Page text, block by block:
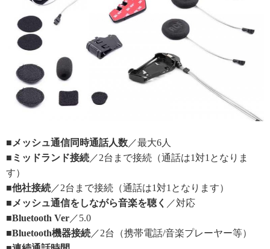
■メッシュ通信同時通話人数 ／最大6人
■ミッドランド接続 ／2台まで接続（通話は1対1となりま
す）
■他社接続 ／2台まで接続（通話は1対1となります）
■メッシュ通信をしながら音楽を聴く ／対応
■Bluetooth Ver ／5.0
■Bluetooth機器接続 ／2台（携帯電話/音楽プレーヤー等）